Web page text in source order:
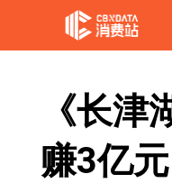
《长
赚3亿元